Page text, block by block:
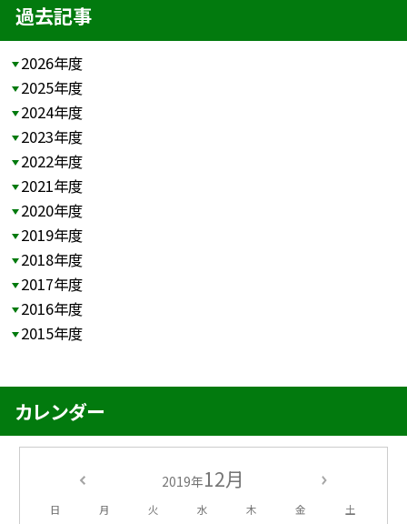
過去記事
2026年度
2025年度
2024年度
2023年度
2022年度
2021年度
2020年度
2019年度
2018年度
2017年度
2016年度
2015年度
カレンダー
2019年12月
日 月 火 水 木 金 土